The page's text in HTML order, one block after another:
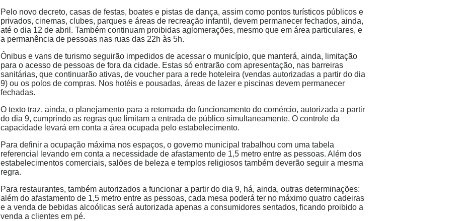
Pelo novo decreto, casas de festas, boates e pistas de dança, assim como pontos turísticos públicos e
privados, cinemas, clubes, parques e áreas de recreação infantil, devem permanecer fechados, ainda,
até o dia 12 de abril. Também continuam proibidas aglomerações, mesmo que em área particulares, e
a permanência de pessoas nas ruas das 22h às 5h.
Ônibus e vans de turismo seguirão impedidos de acessar o município, que manterá, ainda, limitação
para o acesso de pessoas de fora da cidade. Estas só entrarão com apresentação, nas barreiras
sanitárias, que continuarão ativas, de voucher para a rede hoteleira (vendas autorizadas a partir do dia
9) ou os polos de compras. Nos hotéis e pousadas, áreas de lazer e piscinas devem permanecer
fechadas.
O texto traz, ainda, o planejamento para a retomada do funcionamento do comércio, autorizada a partir
do dia 9, cumprindo as regras que limitam a entrada de público simultaneamente. O controle da
capacidade levará em conta a área ocupada pelo estabelecimento.
Para definir a ocupação máxima nos espaços, o governo municipal trabalhou com uma tabela
referencial levando em conta a necessidade de afastamento de 1,5 metro entre as pessoas. Além dos
estabelecimentos comerciais, salões de beleza e templos religiosos também deverão seguir a mesma
regra.
Para restaurantes, também autorizados a funcionar a partir do dia 9, há, ainda, outras determinações:
além do afastamento de 1,5 metro entre as pessoas, cada mesa poderá ter no máximo quatro cadeiras
e a venda de bebidas alcoólicas será autorizada apenas a consumidores sentados, ficando proibido a
venda a clientes em pé.